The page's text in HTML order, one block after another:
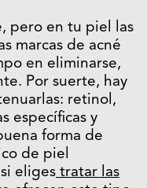
pero en tu piel las
marcas de acné
en eliminarse,
Por suerte, hay
retinol,
específicas y
forma de
de piel
eliges tratar las